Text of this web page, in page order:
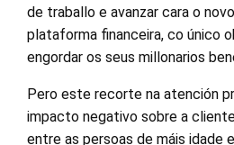
de traballo e avanzar cara o
plataforma financeira, co único
engordar os seus millonarios
Pero este recorte na atención
impacto negativo sobre a
entre as persoas de máis idade